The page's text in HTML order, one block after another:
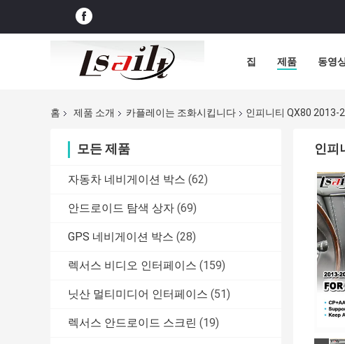
집 제품 동영
홈 제품 소개 카플레이는 조화시킵니다 인피니티 QX80 2013-
모든 제품
자동차 네비게이션 박스 (62)
안드로이드 탐색 상자 (69)
GPS 네비게이션 박스 (28)
렉서스 비디오 인터페이스 (159)
닛산 멀티미디어 인터페이스 (51)
렉서스 안드로이드 스크린 (19)
인피